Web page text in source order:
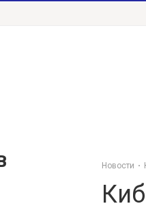
Новости